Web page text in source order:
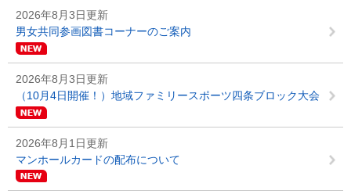
2026年8月3日更新
男女共同参画図書コーナーのご案内
2026年8月3日更新
（10月4日開催！）地域ファミリースポーツ四条ブロック大会
2026年8月1日更新
マンホールカードの配布について